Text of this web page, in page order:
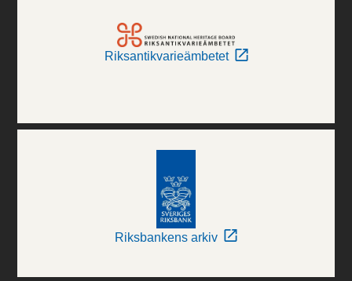
Riksantikvarieämbetet
Riksbankens arkiv